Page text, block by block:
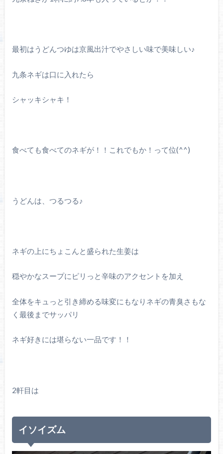
最初はうどんつゆは京風出汁でやさしい味で美味しい♪
九条ネギは口に入れたら
シャッキシャキ！
食べても食べてのネギが！！これでもか！って位(^^)
うどんは、つるつる♪
ネギの上にちょこんと盛られた生姜は
穏やかなスープにピリっと辛味のアクセントを加え
全体をキュっと引き締める味変にもなりネギの青臭さもな
く最後までサッパリ
ネギ好きには堪らない一品です！！
2軒目は
イソイズム